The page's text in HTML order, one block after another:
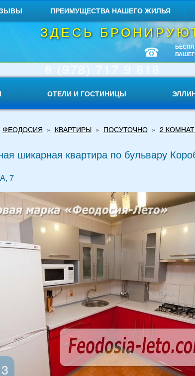
ПРЕИМУЩЕСТВА НАШЕГО ЖИЛЬЯ
ЗДЕСЬ
☎
8 (978) 717 9 818
ОТЕЛИ И ГОСТИНИЦЫ
ФЕОДОСИЯ » КВАРТИРЫ » ПОСУТОЧНО » 2
шикарная квартира по бульвару
7